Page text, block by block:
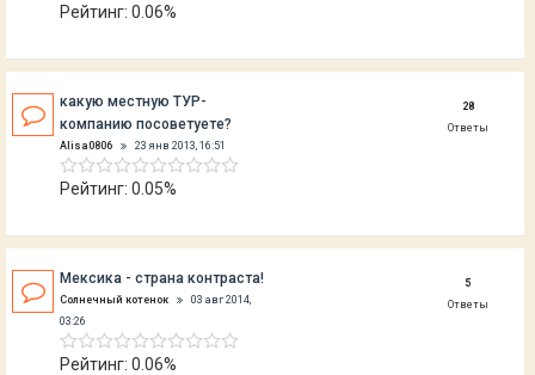
Рейтинг: 0.06%
какую местную ТУР-
компанию посоветуете?
Alisa0806 23 янв 2013, 16:51
Рейтинг: 0.05%
28
Ответы
Мексика - страна контраста!
Солнечный котенок
03 авг 2014,
03:26
Рейтинг: 0.06%
5
Ответы